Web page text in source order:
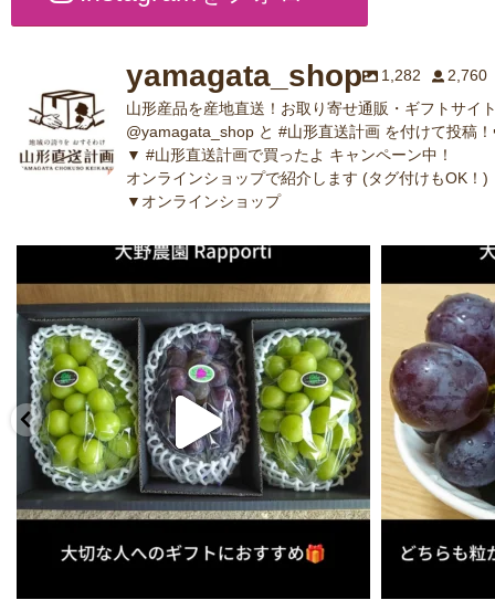
yamagata_shop 1,282
2,760
山形産品を産地直送！お取り寄せ通販・ギフトサイ
@yamagata_shop と #山形直送計画 を付けて投稿
▼ #山形直送計画で買ったよ キャンペーン中！
オンラインショップで紹介します (タグ付けもOK！)
▼オンラインショップ